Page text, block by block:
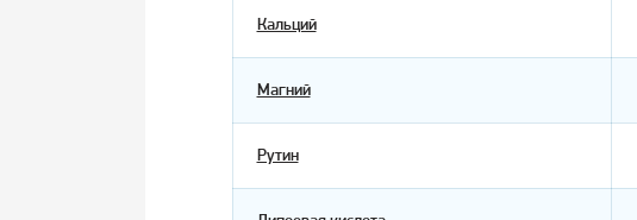
Кальций
Магний
Рутин